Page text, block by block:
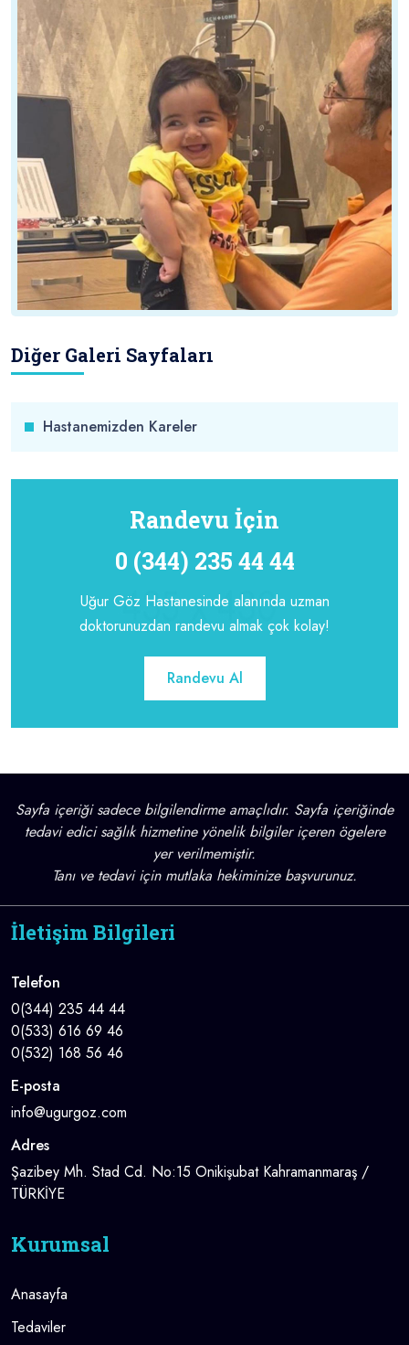
Diğer Galeri Sayfaları
Hastanemizden Kareler
Randevu İçin
0 (344) 235 44 44
Uğur Göz Hastanesinde alanında uzman
doktorunuzdan randevu almak çok kolay!
Randevu Al
Sayfa içeriği sadece bilgilendirme amaçlıdır. Sayfa içeriğinde
tedavi edici sağlık hizmetine yönelik bilgiler içeren ögelere
yer verilmemiştir.
Tanı ve tedavi için mutlaka hekiminize başvurunuz.
İletişim Bilgileri
Telefon
0(344) 235 44 44
0(533) 616 69 46
0(532) 168 56 46
E-posta
info@ugurgoz.com
Adres
Şazibey Mh. Stad Cd. No:15 Onikişubat Kahramanmaraş /
TÜRKİYE
Kurumsal
Anasayfa
Tedaviler